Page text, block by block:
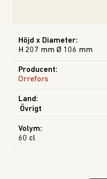
Producent:
Orrefors
Land :
Övrigt
Volym:
60 cl
Höjd x Diameter:
H 207 mm Ø 106 mm